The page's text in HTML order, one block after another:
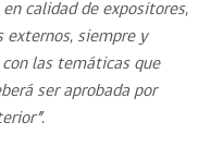
calidad de expositores,
externos, siempre y
las temáticas que
ser aprobada por